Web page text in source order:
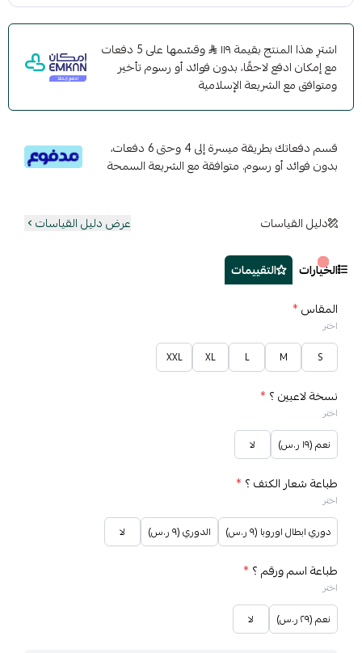
اشترِ هذا المنتج بقيمة ١١٩
وقسّمها على 5 دفعات
مع إمكان ادفع لاحقًا، بدون فوائد أو رسوم تأخير
ومتوافق مع الشريعة الإسلامية
قسم دفعاتك بطريقة ميسرة إلى 4 وحتى 6 دفعات،
بدون فوائد أو رسوم. متوافقة مع الشريعة السمحة
دليل القياسات عرض دليل القياسات
الخيارات
التقييمات
المقاس*
اختر
S
M
L
XL
XXL
نسخة لاعبين ؟ *
اختر
نعم (١٩ ر.س) لا
طباعة شعار الكتف ؟ *
اختر
دوري ابطال اوروبا (٩ ر.س) الدوري (٩ ر.س) لا
طباعة اسم ورقم ؟ *
اختر
نعم (٢٩ ر.س) لا